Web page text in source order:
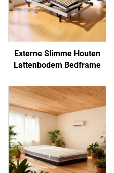
Externe Slimme Houten
Lattenbodem Bedframe